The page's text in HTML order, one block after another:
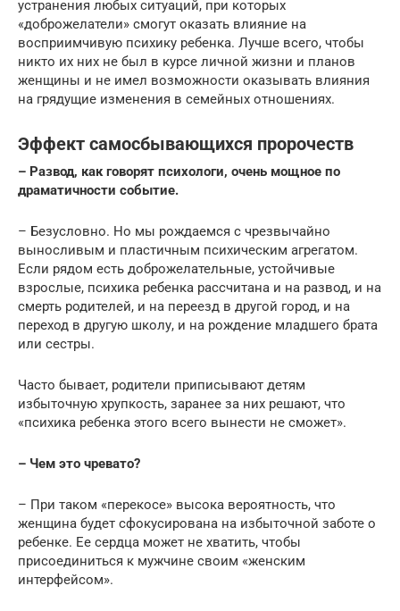
устранения любых ситуаций, при которых
«доброжелатели» смогут оказать влияние на
восприимчивую психику ребенка. Лучше всего, чтобы
никто их них не был в курсе личной жизни и планов
женщины и не имел возможности оказывать влияния
на грядущие изменения в семейных отношениях.
Эффект самосбывающихся пророчеств
– Развод, как говорят психологи, очень мощное по
драматичности событие.
– Безусловно. Но мы рождаемся с чрезвычайно
выносливым и пластичным психическим агрегатом.
Если рядом есть доброжелательные, устойчивые
взрослые, психика ребенка рассчитана и на развод, и на
смерть родителей, и на переезд в другой город, и на
переход в другую школу, и на рождение младшего брата
или сестры.
Часто бывает, родители приписывают детям
избыточную хрупкость, заранее за них решают, что
«психика ребенка этого всего вынести не сможет».
– Чем это чревато?
– При таком «перекосе» высока вероятность, что
женщина будет сфокусирована на избыточной заботе о
ребенке. Ее сердца может не хватить, чтобы
присоединиться к мужчине своим «женским
интерфейсом».